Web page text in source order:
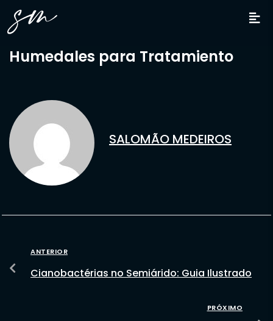
Humedales para Tratamiento
SALOMÃO MEDEIROS
ANTERIOR
Cianobactérias no Semiárido: Guia Ilustrado
PRÓXIMO